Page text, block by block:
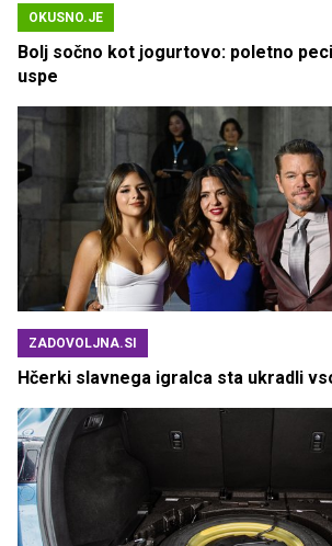
OKUSNO.JE
Bolj sočno kot jogurtovo: poletno
uspe
ZADOVOLJNA.SI
Hčerki slavnega igralca sta ukradli